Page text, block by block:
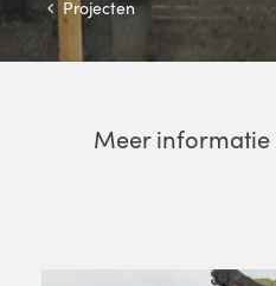
Projecten
Meer